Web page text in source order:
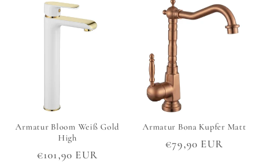
Armatur Bloom Weiß Gold
High
Normaler
€101,90 EUR
Armatur Bona Kupfer Matt
Normaler
€79,90 EUR